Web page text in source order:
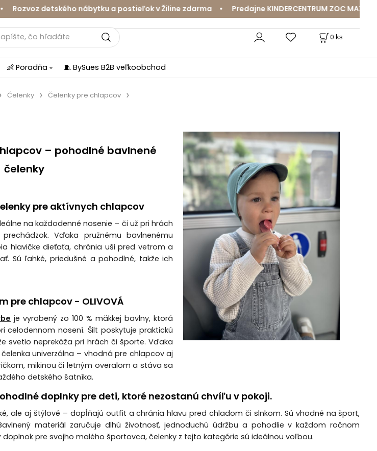
nábytku a postieľok v Žiline zdarma • Predajne KINDERCENTRUM ZOC MAX a
0 ks
👶 Poradňa 🧵 BySues B2B veľkoobchod
Čelenky Čelenky pre chlapcov
– pohodlné bavlnené
čelenky
pre aktívnych chlapcov
na každodenné nosenie – či už pri hrách
Vďaka pružnému bavlnenému
hlavičke dieťaťa, chránia uši pred vetrom a
Sú ľahké, priedušné a pohodlné, takže ich
pre chlapcov - OLIVOVÁ
je vyrobený zo 100 % mäkkej bavlny, ktorá
celodennom nosení. Šilt poskytuje praktickú
svetlo neprekáža pri hrách či športe. Vďaka
univerzálna – vhodná pre chlapcov aj
mikinou či letným overalom a stáva sa
detského šatníka.
doplnky pre deti, ktoré nezostanú chvíľu v pokoji.
ale aj štýlové – dopĺňajú outfit a chránia hlavu pred chladom či slnkom. Sú vhodné na šport,
materiál zaručuje dlhú životnosť, jednoduchú údržbu a pohodlie v každom ročnom
pre svojho malého športovca, čelenky z tejto kategórie sú ideálnou voľbou.